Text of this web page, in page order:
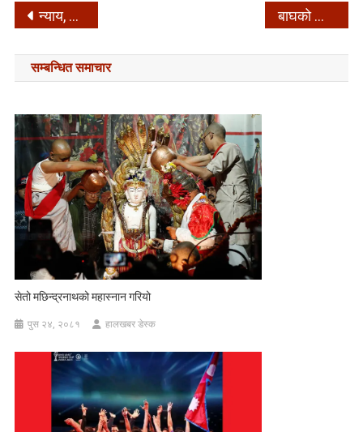
Post
navigation
न्याय, प्रमाण र सार्वजनिक विश्वास – बाघको आक्रमणमा परेर सुर्खेतमा एक महिलाको मृत्यु –
सम्बन्धित समाचार
सेतो मछिन्द्रनाथको महास्नान गरियो
पुस २४, २०८१ हालखबर डेस्क